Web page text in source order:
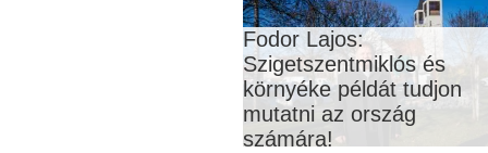
Fodor Lajos:
Szigetszentmiklós és
környéke példát tudjon
mutatni az ország
számára!